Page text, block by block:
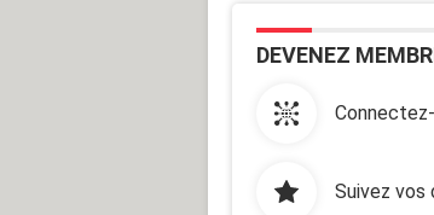
DEVENEZ
Suivez